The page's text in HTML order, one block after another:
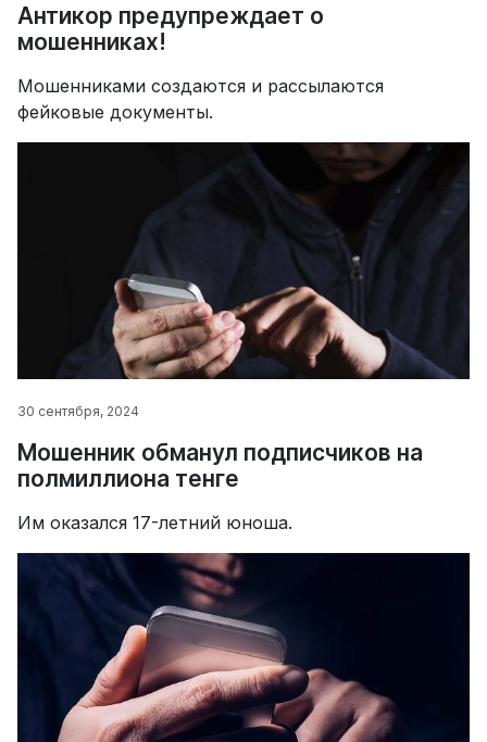
Антикор предупреждает о
мошенниках!
Мошенниками создаются и рассылаются
фейковые документы.
30 сентября, 2024
Мошенник обманул подписчиков на
полмиллиона тенге
Им оказался 17-летний юноша.